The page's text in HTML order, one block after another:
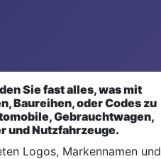
Sie fast alles, was mit
Baureihen, oder Codes zu
Gebrauchtwagen,
und Nutzfahrzeuge.
Logos, Markennamen und